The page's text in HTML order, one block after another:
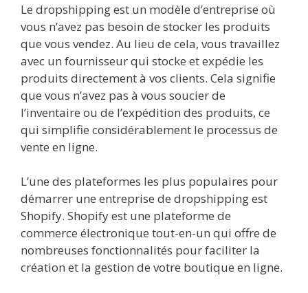
Le dropshipping est un modèle d’entreprise où
vous n’avez pas besoin de stocker les produits
que vous vendez. Au lieu de cela, vous travaillez
avec un fournisseur qui stocke et expédie les
produits directement à vos clients. Cela signifie
que vous n’avez pas à vous soucier de
l’inventaire ou de l’expédition des produits, ce
qui simplifie considérablement le processus de
vente en ligne.
L’une des plateformes les plus populaires pour
démarrer une entreprise de dropshipping est
Shopify. Shopify est une plateforme de
commerce électronique tout-en-un qui offre de
nombreuses fonctionnalités pour faciliter la
création et la gestion de votre boutique en ligne.